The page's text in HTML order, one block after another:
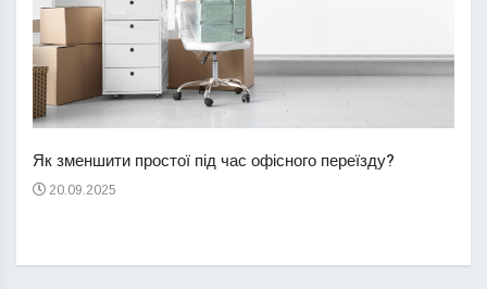
Як зменшити простої під час офісного переїзду?
20.09.2025